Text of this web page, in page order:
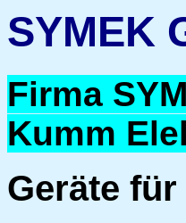
SYMEK
Firma
Kumm
Geräte